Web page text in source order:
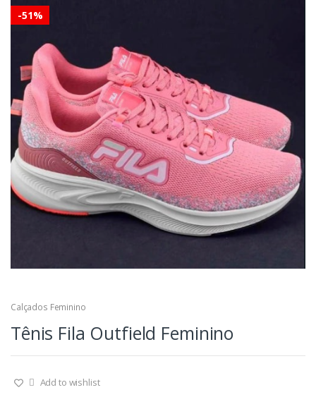
-51%
Calçados Feminino
Tênis Fila Outfield Feminino
Add to wishlist